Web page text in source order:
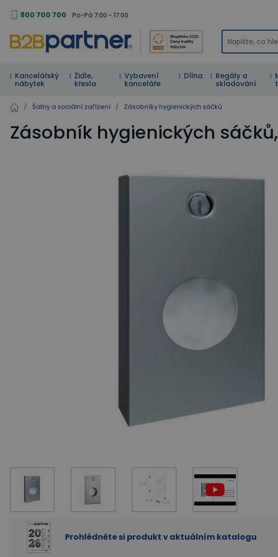
800 700 700 Po-Pá 7:00 - 17:00
Kancelářský
nábytek
Židle,
křesla
Vybavení
kanceláře
Dílna
Regály a
skladování
/ Šatny a sociální zařízení / Zásobníky hygienických sáčků
Zásobník hygienických
Prohlédněte si produkt v aktuálním katalogu